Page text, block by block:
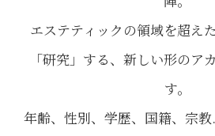
エステティックの領域を超え
「研究」する、新しい形のア
す。
年齢、性別、学歴、国籍、宗